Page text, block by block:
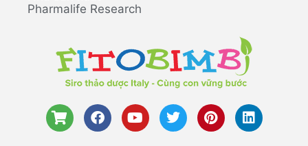
Pharmalife Research